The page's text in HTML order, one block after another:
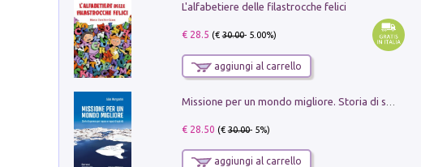
L'alfabetiere delle filastrocche felici
€ 28.5 (€30.00- 5.00%)
aggiungi al carrello
€ 28.50 (€30.00- 5%)
aggiungi al carrello